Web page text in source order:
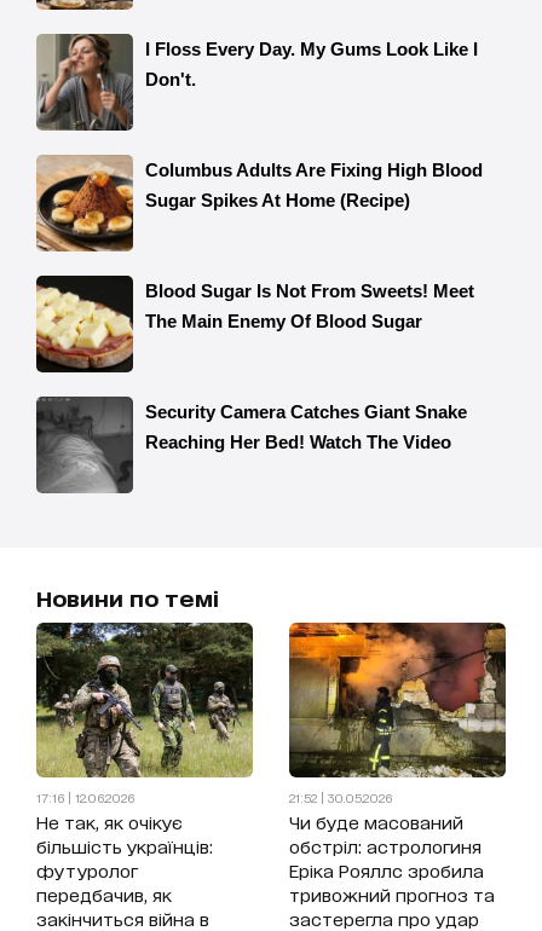
Новини по темі
17:16 | 12.06.2026
Не так, як очікує
більшість українців:
футуролог
передбачив, як
закінчиться війна в
21:52 | 30.05.2026
Чи буде масований
обстріл: астрологиня
Еріка Рояллс зробила
тривожний прогноз та
застерегла про удар